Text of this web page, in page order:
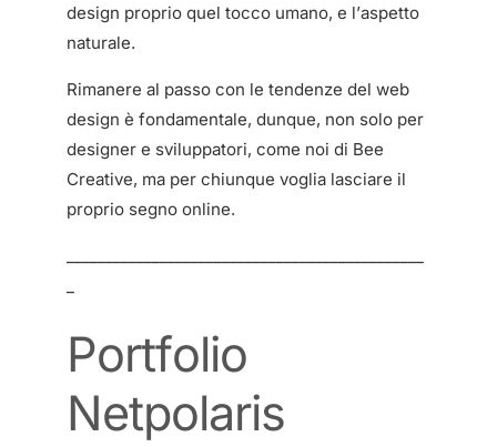
design proprio quel tocco umano, e l’aspetto
naturale.
Rimanere al passo con le tendenze del web
design è fondamentale, dunque, non solo per
designer e sviluppatori, come noi di Bee
Creative, ma per chiunque voglia lasciare il
proprio segno online.
Portfolio
Netpolaris